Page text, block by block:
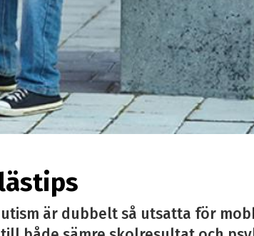
är dubbelt så utsatta för